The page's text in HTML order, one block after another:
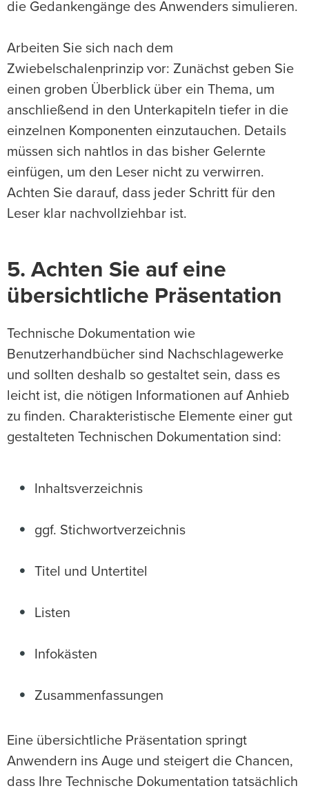
die Gedankengänge des Anwenders simulieren.
Arbeiten Sie sich nach dem
Zwiebelschalenprinzip vor: Zunächst geben Sie
einen groben Überblick über ein Thema, um
anschließend in den Unterkapiteln tiefer in die
einzelnen Komponenten einzutauchen. Details
müssen sich nahtlos in das bisher Gelernte
einfügen, um den Leser nicht zu verwirren.
Achten Sie darauf, dass jeder Schritt für den
Leser klar nachvollziehbar ist.
5. Achten Sie auf eine
übersichtliche Präsentation
Technische Dokumentation wie
Benutzerhandbücher sind Nachschlagewerke
und sollten deshalb so gestaltet sein, dass es
leicht ist, die nötigen Informationen auf Anhieb
zu finden. Charakteristische Elemente einer gut
gestalteten Technischen Dokumentation sind:
Inhaltsverzeichnis
ggf. Stichwortverzeichnis
Titel und Untertitel
Listen
Infokästen
Zusammenfassungen
Eine übersichtliche Präsentation springt
Anwendern ins Auge und steigert die Chancen,
dass Ihre Technische Dokumentation tatsächlich